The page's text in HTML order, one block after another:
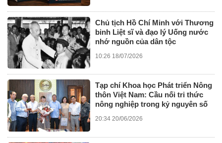
Chủ tịch Hồ Chí Minh với Thương
binh Liệt sĩ và đạo lý Uống nước
nhớ nguồn của dân tộc
10:26 18/07/2026
Tạp chí Khoa học Phát triển Nông
thôn Việt Nam: Cầu nối tri thức
nông nghiệp trong kỷ nguyên số
20:34 20/06/2026